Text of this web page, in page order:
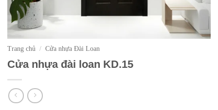
Trang chủ / Cửa nhựa Đài Loan
Cửa nhựa đài loan KD.15